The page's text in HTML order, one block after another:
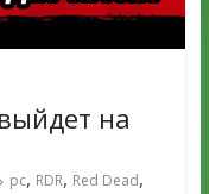
на
pc, RDR, Red Dead,